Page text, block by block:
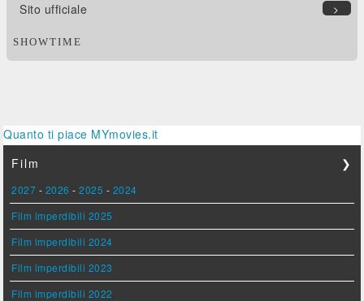
>
Sito ufficiale
SHOWTIME
Quanto ti piace MYmovies.it
Film
❯
2027 - 2026 -2025 - 2024
Film imperdibili 2025
Film imperdibili 2024
Film imperdibili 2023
Film imperdibili 2022